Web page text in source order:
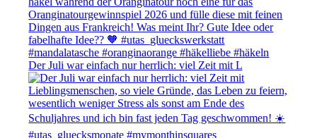
Der Juli war einfach nur herrlich: viel Zeit mit L